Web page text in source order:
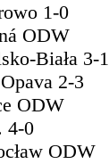
1-0
ODW
Biała 3-1
2-3
ODW
4-0
ODW